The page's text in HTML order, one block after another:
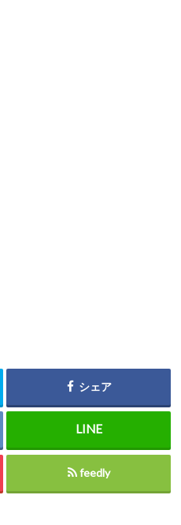
シェア
feedly